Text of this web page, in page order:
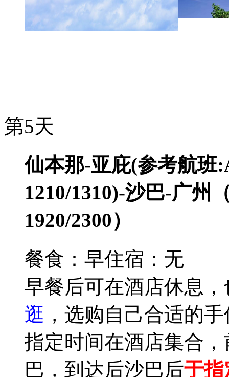
第5天
仙本那-亚庇(参考航班
1210/1310)-沙巴-广州
1920/2300）
餐食：早住宿：无
早餐后可在酒店休息
逛 ，选购自己合适的
指定时间在酒店集合
巴，到达后沙巴后于指